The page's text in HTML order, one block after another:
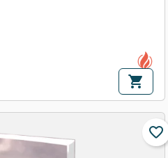
shopping_cart
favorite_border